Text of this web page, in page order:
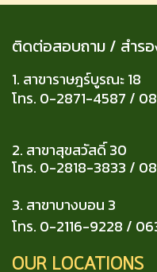
ติดต่อสอบถาม / สำรอ
1. สาขาราษฎร์บูรณะ 18
โทร. 0-2871-4587 /
2. สาขาสุขสวัสดิ์ 30
โทร. 0-2818-3833 /
3. สาขาบางบอน 3
โทร. 0-2116-9228 /
OUR LOCATIONS